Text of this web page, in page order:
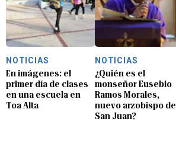
NOTICIAS
En imágenes: el
primer día de clases
en una escuela en
Toa Alta
NOTICIAS
¿Quién es el
monseñor Eusebio
Ramos Morales,
nuevo arzobispo de
San Juan?